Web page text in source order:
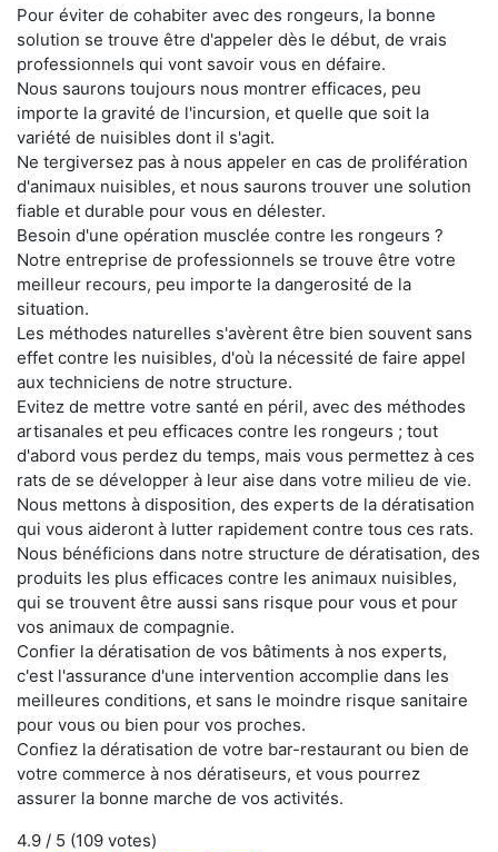
Pour éviter de cohabiter avec des rongeurs, la bonne
solution se trouve être d'appeler dès le début, de vrais
professionnels qui vont savoir vous en défaire.
Nous saurons toujours nous montrer efficaces, peu
importe la gravité de l'incursion, et quelle que soit la
variété de nuisibles dont il s'agit.
Ne tergiversez pas à nous appeler en cas de prolifération
d'animaux nuisibles, et nous saurons trouver une solution
fiable et durable pour vous en délester.
Besoin d'une opération musclée contre les rongeurs ?
Notre entreprise de professionnels se trouve être votre
meilleur recours, peu importe la dangerosité de la
situation.
Les méthodes naturelles s'avèrent être bien souvent sans
effet contre les nuisibles, d'où la nécessité de faire appel
aux techniciens de notre structure.
Evitez de mettre votre santé en péril, avec des méthodes
artisanales et peu efficaces contre les rongeurs ; tout
d'abord vous perdez du temps, mais vous permettez à ces
rats de se développer à leur aise dans votre milieu de vie.
Nous mettons à disposition, des experts de la dératisation
qui vous aideront à lutter rapidement contre tous ces rats.
Nous bénéficions dans notre structure de dératisation, des
produits les plus efficaces contre les animaux nuisibles,
qui se trouvent être aussi sans risque pour vous et pour
vos animaux de compagnie.
Confier la dératisation de vos bâtiments à nos experts,
c'est l'assurance d'une intervention accomplie dans les
meilleures conditions, et sans le moindre risque sanitaire
pour vous ou bien pour vos proches.
Confiez la dératisation de votre bar-restaurant ou bien de
votre commerce à nos dératiseurs, et vous pourrez
assurer la bonne marche de vos activités.
4.9 / 5 (109 votes)